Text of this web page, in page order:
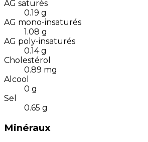
AG saturés
0.19 g
AG mono-insaturés
1.08 g
AG poly-insaturés
0.14 g
Cholestérol
0.89 mg
Alcool
0 g
Sel
0.65 g
Minéraux